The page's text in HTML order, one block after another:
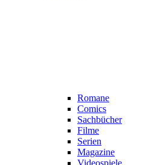
Romane
Comics
Sachbücher
Filme
Serien
Magazine
Videospiele